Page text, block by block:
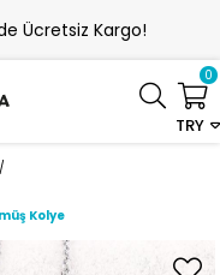
Ücretsiz Kargo!
TRY
0
Kolye